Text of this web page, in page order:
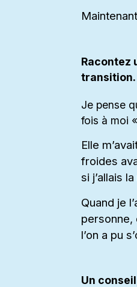
Racontez
transition.
Je pense
fois à moi
Elle
froides
si j’allais
Quand je
personne,
l’on a pu
Un